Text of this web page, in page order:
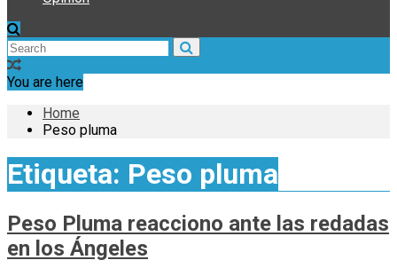
You are here
Home
Peso pluma
Etiqueta: Peso pluma
Peso Pluma reacciono ante las redadas
en los Ángeles